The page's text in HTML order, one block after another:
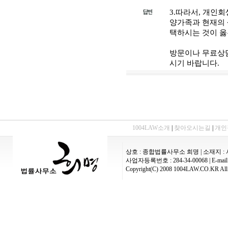
3.따라서, 개인
양가족과 현재의
택하시는 것이
방문이나 무료상
시기 바랍니다.
1004LAW소개 찾아오시는길 개
상호 : 종합법률사무소 희명 | 소재지 :
사업자등록번호 : 284-34-00068 | E-
Copyright(C) 2008 1004LAW.CO.KR All